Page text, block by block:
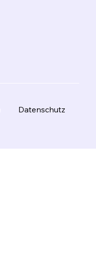
Datenschutz